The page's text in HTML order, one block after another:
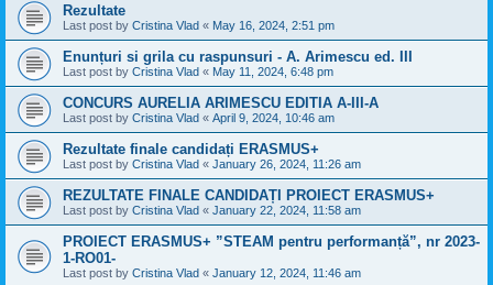
Rezultate
Last post by Cristina Vlad « May 16, 2024, 2:51 pm
Enunțuri si grila cu raspunsuri - A. Arimescu ed. III
Last post by Cristina Vlad « May 11, 2024, 6:48 pm
CONCURS AURELIA ARIMESCU EDITIA A-III-A
Last post by Cristina Vlad « April 9, 2024, 10:46 am
Rezultate finale candidați ERASMUS+
Last post by Cristina Vlad « January 26, 2024, 11:26 am
REZULTATE FINALE CANDIDAȚI PROIECT ERASMUS+
Last post by Cristina Vlad « January 22, 2024, 11:58 am
PROIECT ERASMUS+ ”STEAM pentru performanță”, nr 2023-
1-RO01-
Last post by Cristina Vlad « January 12, 2024, 11:46 am